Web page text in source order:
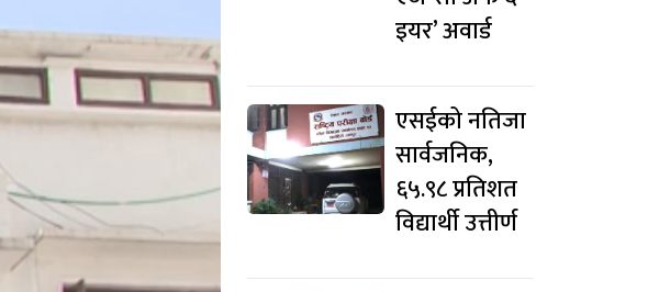
इयर’ अवार्ड
एसईको नतिजा
सार्वजनिक,
६५.९८ प्रतिशत
विद्यार्थी उत्तीर्ण